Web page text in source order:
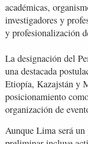
académicas,
investigadores y
y profesionalización
La designación del
una destacada
Etiopía, Kazajstán y
posicionamiento
organización de
Aunque Lima será